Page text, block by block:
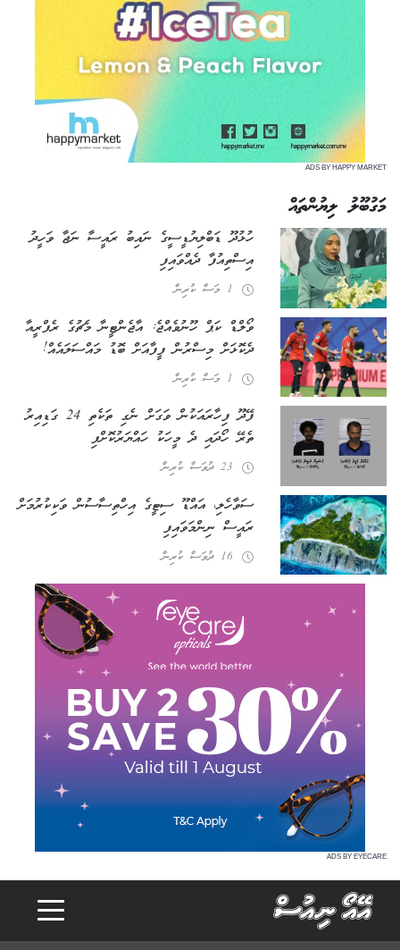
ADS BY HAPPY MARKET
މަގުބޫލު ލިޔުންތައް
ހުޅުދޫ ޑަބްލިޔުޑީސީގެ ނައިބު ރައީސާ ނަޖާ ވަހީދު
އިސްތިއުފާ ދެއްވައިފި
1 މަސް ކުރިން
ވޯލްޑް ކަޕް ހޫނުވެއްޖެ: އާޖެންޓީނާ މެޗުގެ ރެފްރީއާ
ދެކޮޅަށް މިސްރުން ފީފާއަށް ބޮޑު މައްސަލައެއް!
1 މަސް ކުރިން
ފޭދޫ ފިހާރައަކުން ވަގަށް ނެގި ތަކެތި 24 ގަޑިއިރު
ތެރޭ ހޯދައި ދެ މީހަކު ހައްޔަރުކޮށްފި
23 ދުވަސް ކުރިން
ސަވާހެލި، އައްޑޫ ސިޓީގެ އިހްތިސާސުން ވަކިކުރުމަށް
ރައީސް ނިންމަވައިފި
16 ދުވަސް ކުރިން
ADS BY EYECARE